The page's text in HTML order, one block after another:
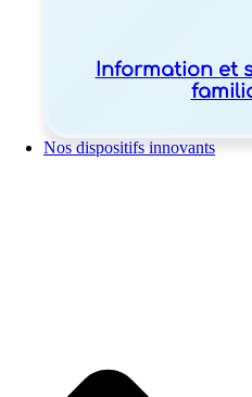
Information et
Nos dispositifs innovants